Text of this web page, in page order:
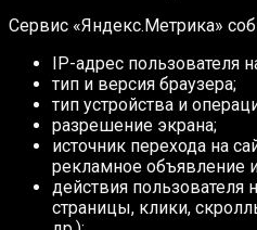
Сервис «Яндекс.Метрика»
IP-адрес пользователя
тип и версия браузера;
тип устройства и
разрешение экрана;
источник перехода на
рекламное объявление и
действия пользователя
страницы, клики,